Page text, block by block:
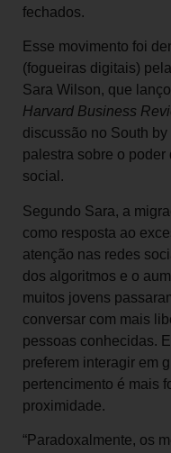
fechados.
Esse movimento foi
(fogueiras digitais)
Sara Wilson, que
Harvard Business
discussão no South
palestra sobre o
social.
Segundo Sara, a
como resposta ao
atenção nas redes
dos algoritmos e o
muitos jovens
conversar com mais
pessoas conhecidas.
preferem interagir em
pertencimento é mais
proximidade.
“Paradoxalmente, os